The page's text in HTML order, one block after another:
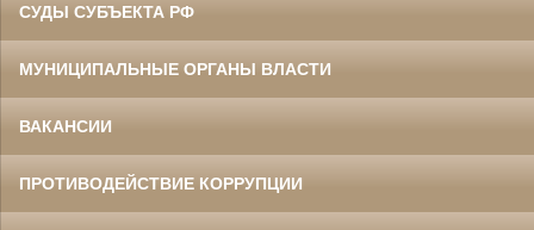
СУДЫ СУБЪЕКТА РФ
МУНИЦИПАЛЬНЫЕ ОРГАНЫ ВЛАСТИ
ВАКАНСИИ
ПРОТИВОДЕЙСТВИЕ КОРРУПЦИИ